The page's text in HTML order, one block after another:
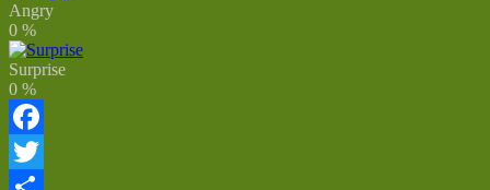
Angry
0 %
Surprise
0 %
Facebook
Twitter